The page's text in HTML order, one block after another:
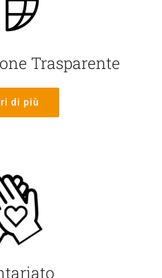
Trasparente
di più